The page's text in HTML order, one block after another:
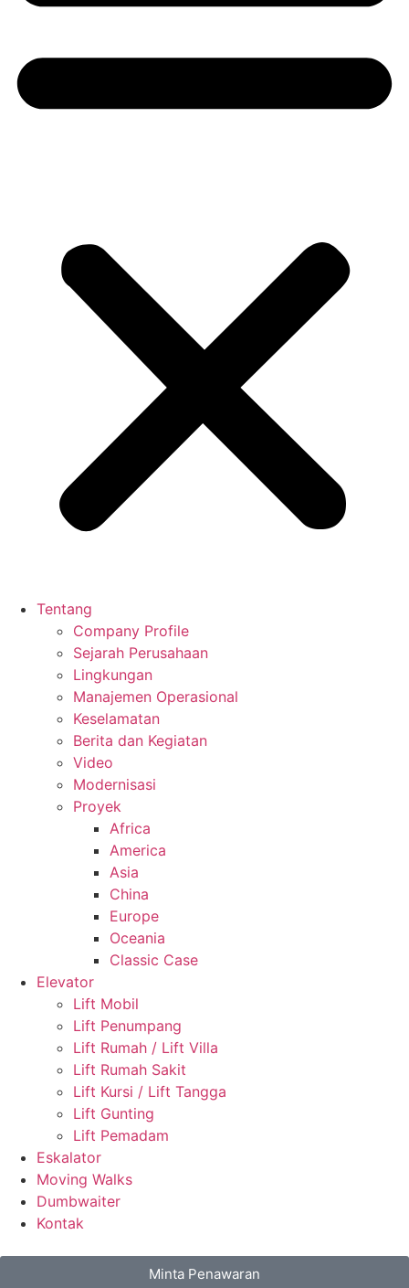
Tentang
Company Profile
Sejarah Perusahaan
Lingkungan
Manajemen Operasional
Keselamatan
Berita dan Kegiatan
Video
Modernisasi
Proyek
Africa
America
Asia
China
Europe
Oceania
Classic Case
Elevator
Lift Mobil
Lift Penumpang
Lift Rumah / Lift Villa
Lift Rumah Sakit
Lift Kursi / Lift Tangga
Lift Gunting
Lift Pemadam
Eskalator
Moving Walks
Dumbwaiter
Kontak
Minta Penawaran